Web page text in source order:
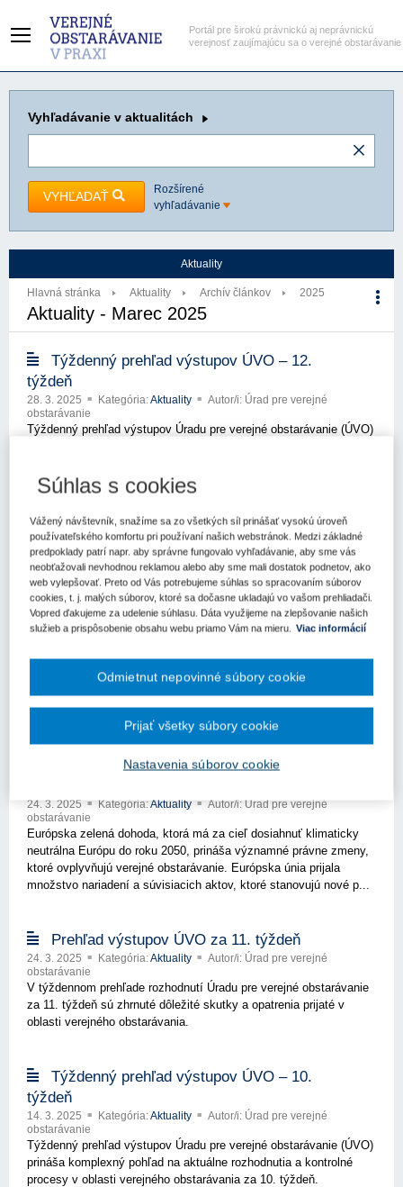
Portál pre širokú právnickú aj neprávnickú
verejnosť zaujímajúcu sa o verejné obstarávanie
Vyhľadávanie v aktualitách
VYHĽADAŤ
Rozšírené
vyhľadávanie
Aktuality
Hlavná stránka Aktuality Archív článkov 2025
Aktuality - Marec 2025
Týždenný prehľad výstupov ÚVO – 12.
týždeň
28. 3. 2025 Kategória:Aktuality
Autor/i: Úrad pre verejné
obstarávanie
Týždenný prehľad výstupov Úradu pre verejné obstarávanie (ÚVO)
Usmernenie k aplikácii priameho
rokovacieho konania z dôvodu mimoriadnej
udalosti
27. 3. 2025 Kategória:Aktuality
Autor/i: Úrad pre verejné
obstarávanie
Európska prokuratúra (EPPO) zverejnila tento mesiac výročnú
správu za minulý rok.
Informácie o sektorovej legislatíve na web
24. 3. 2025 Kategória:Aktuality
Autor/i: Úrad pre verejné
obstarávanie
Európska zelená dohoda, ktorá má za cieľ dosiahnuť klimaticky
neutrálna Európu do roku 2050, prináša významné právne zmeny,
ktoré ovplyvňujú verejné obstarávanie. Európska únia prijala
množstvo nariadení a súvisiacich aktov, ktoré stanovujú nové p...
Prehľad výstupov ÚVO za 11. týždeň
24. 3. 2025 Kategória:Aktuality
Autor/i: Úrad pre verejné
obstarávanie
V týždennom prehľade rozhodnutí Úradu pre verejné obstarávanie
za 11. týždeň sú zhrnuté dôležité skutky a opatrenia prijaté v
oblasti verejného obstarávania.
Týždenný prehľad výstupov ÚVO – 10.
týždeň
14. 3. 2025 Kategória:Aktuality
Autor/i: Úrad pre verejné
obstarávanie
Týždenný prehľad výstupov Úradu pre verejné obstarávanie (ÚVO)
prináša komplexný pohľad na aktuálne rozhodnutia a kontrolné
procesy v oblasti verejného obstarávania za 10. týždeň.
Súhlas s cookies
Vážený návštevník, snažíme sa zo všetkých síl prinášať vysokú úroveň
používateľského komfortu pri používaní našich webstránok. Medzi základné
predpoklady patrí napr. aby správne fungovalo vyhľadávanie, aby sme vás
neobťažovali nevhodnou reklamou alebo aby sme mali dostatok podnetov, ako
web vylepšovať. Preto od Vás potrebujeme súhlas so spracovaním súborov
cookies, t. j. malých súborov, ktoré sa dočasne ukladajú vo vašom prehliadači.
Vopred ďakujeme za udelenie súhlasu. Dáta využijeme na zlepšovanie našich
služieb a prispôsobenie obsahu webu priamo Vám na mieru.
Viac informácií
Nastavenia súborov cookie
Odmietnut nepovinné súbory cookie
Prijať všetky súbory cookie